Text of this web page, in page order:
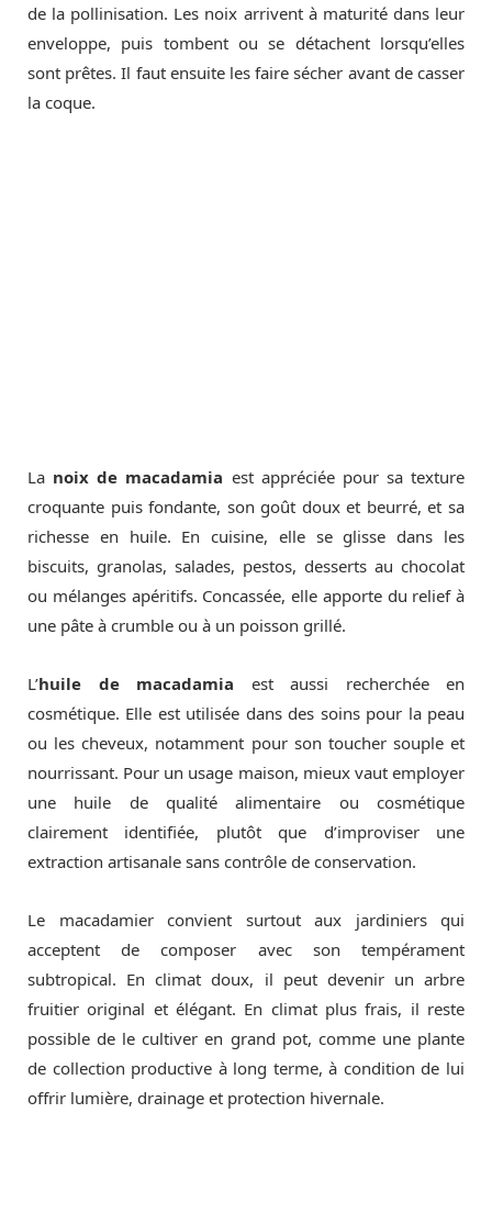
de la pollinisation. Les noix arrivent à maturité dans leur
enveloppe, puis tombent ou se détachent lorsqu’elles
sont prêtes. Il faut ensuite les faire sécher avant de casser
la coque.
La noix de macadamia est appréciée pour sa texture
croquante puis fondante, son goût doux et beurré, et sa
richesse en huile. En cuisine, elle se glisse dans les
biscuits, granolas, salades, pestos, desserts au chocolat
ou mélanges apéritifs. Concassée, elle apporte du relief à
une pâte à crumble ou à un poisson grillé.
L’huile de macadamia est aussi recherchée en
cosmétique. Elle est utilisée dans des soins pour la peau
ou les cheveux, notamment pour son toucher souple et
nourrissant. Pour un usage maison, mieux vaut employer
une huile de qualité alimentaire ou cosmétique
clairement identifiée, plutôt que d’improviser une
extraction artisanale sans contrôle de conservation.
Le macadamier convient surtout aux jardiniers qui
acceptent de composer avec son tempérament
subtropical. En climat doux, il peut devenir un arbre
fruitier original et élégant. En climat plus frais, il reste
possible de le cultiver en grand pot, comme une plante
de collection productive à long terme, à condition de lui
offrir lumière, drainage et protection hivernale.